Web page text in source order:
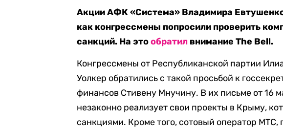
Акции АФК «Система» Владимира
как конгрессмены попросили проверить
санкций. На этообратил внимание The Bell.
Конгрессмены от Республиканской партии
Уолкер обратились с такой просьбой к
финансов Стивену Мнучину. В их письме от 16
незаконно реализует свои проекты в Крыму,
санкциями. Кроме того, сотовый оператор